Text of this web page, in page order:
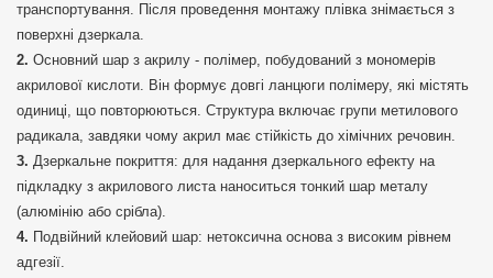
транспортування. Після проведення монтажу плівка знімається з
поверхні дзеркала.
Основний шар з акрилу - полімер, побудований з мономерів
акрилової кислоти. Він формує довгі ланцюги полімеру, які містять
одиниці, що повторюються. Структура включає групи метилового
радикала, завдяки чому акрил має стійкість до хімічних речовин.
Дзеркальне покриття: для надання дзеркального ефекту на
підкладку з акрилового листа наноситься тонкий шар металу
(алюмінію або срібла).
Подвійний клейовий шар: нетоксична основа з високим рівнем
адгезії.